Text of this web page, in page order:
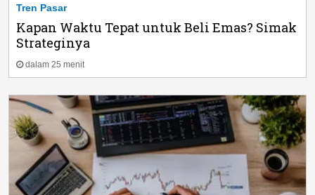
Tren Pasar
Kapan Waktu Tepat untuk Beli Emas? Simak
Strateginya
dalam 25 menit